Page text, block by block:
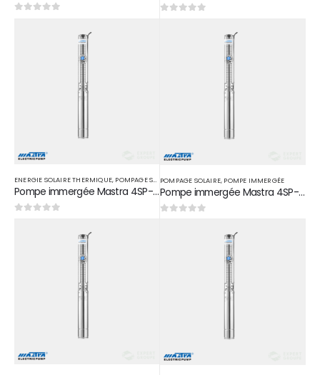
ENERGIE SOLAIRE THERMIQUE, POMPAGE SOLAIRE ,POMPE IMMERGÉE
Pompe immergée Mastra 4SP-5/33T en acier inoxydable 3 HP 2,2 KW D 1″1/2
POMPAGE SOLAIRE, POMPE IMMERGÉE
Pompe immergée Mastra 4SP-5/38T en acier inoxydable 5,5 HP 4 KW D 1″1/2